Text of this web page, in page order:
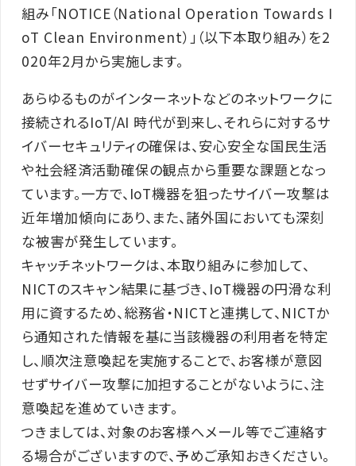
組み「NOTICE（National Operation Towards I
oT Clean Environment）」（以下本取り組み）を2
020年2月から実施します。
あらゆるものがインターネットなどのネットワークに
接続されるIoT/AI 時代が到来し、それらに対するサ
イバーセキュリティの確保は、安心安全な国民生活
や社会経済活動確保の観点から重要な課題となっ
ています。一方で、IoT機器を狙ったサイバー攻撃は
近年増加傾向にあり、また、諸外国においても深刻
な被害が発生しています。
キャッチネットワークは、本取り組みに参加して、
NICTのスキャン結果に基づき、IoT機器の円滑な利
用に資するため、総務省・NICTと連携して、NICTか
ら通知された情報を基に当該機器の利用者を特定
し、順次注意喚起を実施することで、お客様が意図
せずサイバー攻撃に加担することがないように、注
意喚起を進めていきます。
つきましては、対象のお客様へメール等でご連絡す
る場合がございますので、予めご承知おきください。